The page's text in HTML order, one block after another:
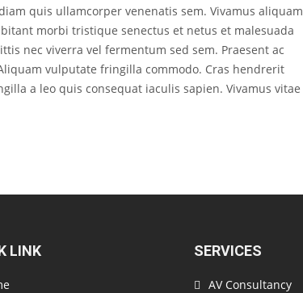
quis ullamcorper venenatis sem. Vivamus aliquam
morbi tristique senectus et netus et malesuada
nec viverra vel fermentum sed sem. Praesent ac
vulputate fringilla commodo. Cras hendrerit
a leo quis consequat iaculis sapien. Vivamus vitae
LINK SERVICES
AV Consultancy